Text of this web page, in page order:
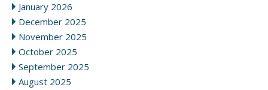
January 2026
December 2025
November 2025
October 2025
September 2025
August 2025